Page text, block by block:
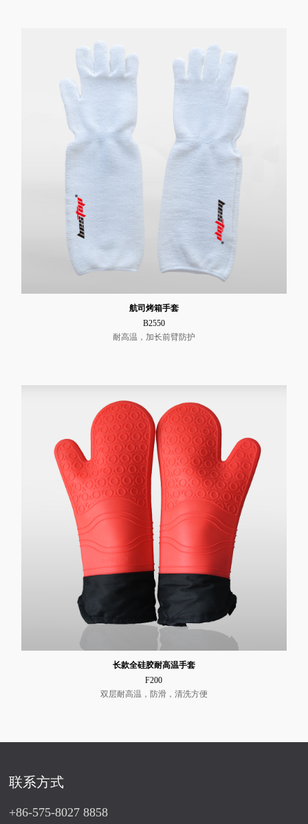
航司烤箱手套
B2550
耐高温，加长前臂防护
长款全硅胶耐高温手套
F200
双层耐高温，防滑，清洗方便
联系方式
+86-575-8027 8858